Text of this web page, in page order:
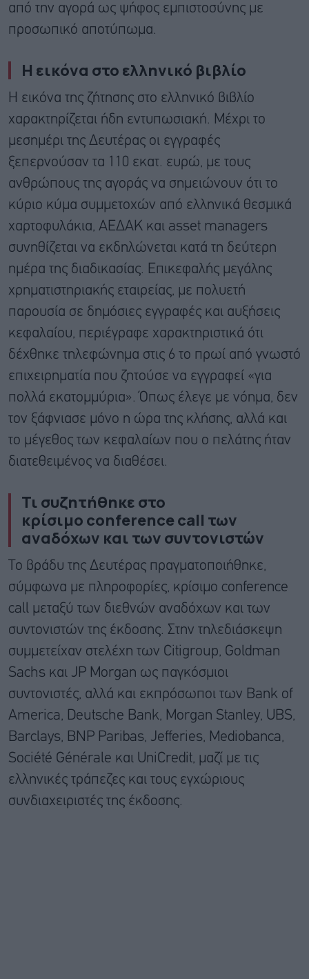
από την αγορά ως ψήφος εμπιστοσύνης με
προσωπικό αποτύπωμα.
Η εικόνα στο ελληνικό βιβλίο
Η εικόνα της ζήτησης στο ελληνικό βιβλίο
χαρακτηρίζεται ήδη εντυπωσιακή. Μέχρι το
μεσημέρι της Δευτέρας οι εγγραφές
ξεπερνούσαν τα 110 εκατ. ευρώ, με τους
ανθρώπους της αγοράς να σημειώνουν ότι το
κύριο κύμα συμμετοχών από ελληνικά θεσμικά
χαρτοφυλάκια, ΑΕΔΑΚ και asset managers
συνηθίζεται να εκδηλώνεται κατά τη δεύτερη
ημέρα της διαδικασίας. Επικεφαλής μεγάλης
χρηματιστηριακής εταιρείας, με πολυετή
παρουσία σε δημόσιες εγγραφές και αυξήσεις
κεφαλαίου, περιέγραφε χαρακτηριστικά ότι
δέχθηκε τηλεφώνημα στις 6 το πρωί από γνωστό
επιχειρηματία που ζητούσε να εγγραφεί «για
πολλά εκατομμύρια». Όπως έλεγε με νόημα, δεν
τον ξάφνιασε μόνο η ώρα της κλήσης, αλλά και
το μέγεθος των κεφαλαίων που ο πελάτης ήταν
διατεθειμένος να διαθέσει.
Τι συζητήθηκε στο
κρίσιμο conference call των
αναδόχων και των συντονιστών
Το βράδυ της Δευτέρας πραγματοποιήθηκε,
σύμφωνα με πληροφορίες, κρίσιμο conference
call μεταξύ των διεθνών αναδόχων και των
συντονιστών της έκδοσης. Στην τηλεδιάσκεψη
συμμετείχαν στελέχη των Citigroup, Goldman
Sachs και JP Morgan ως παγκόσμιοι
συντονιστές, αλλά και εκπρόσωποι των Bank of
America, Deutsche Bank, Morgan Stanley, UBS,
Barclays, BNP Paribas, Jefferies, Mediobanca,
Société Générale και UniCredit, μαζί με τις
ελληνικές τράπεζες και τους εγχώριους
συνδιαχειριστές της έκδοσης.